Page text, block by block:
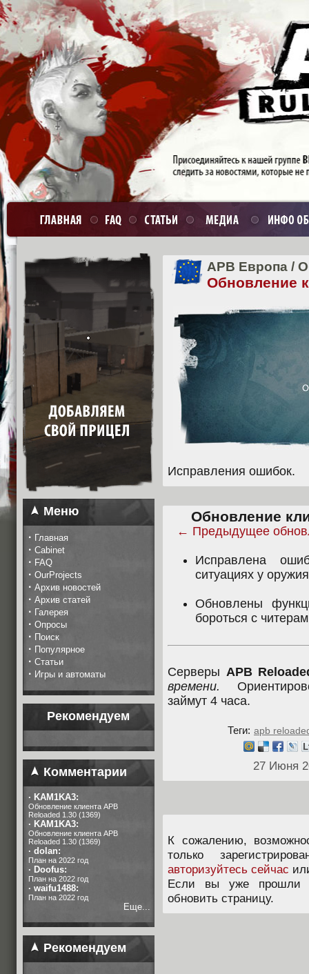
Меню
· Главная
· Cabinet
· FAQ
· OurProjects
· Архив новостей
· Архив статей
· Галерея
· Опросы
· Поиск
· Популярное
· Статьи
· Игры и автоматы
Рекомендуем
Комментарии
· KAM1KA3:
Обновление клиента APB
Reloaded 1.30 (1369)
· KAM1KA3:
Обновление клиента APB
Reloaded 1.30 (1369)
· dolan:
План на 2022 год
· Doofus:
План на 2022 год
· waifu1488:
План на 2022 год
Еще...
Рекомендуем
APB Европа /
Обновление
Исправления ошибок.
Обновление
← Предыдущее
Исправлена
ситуациях у
Обновлены
бороться с
Серверы APB
времени.
займут 4 часа.
Теги: apb
27 Июня
К сожалению,
только
авторизуйтесь сейчас
Если вы уже прошли
обновить страницу.